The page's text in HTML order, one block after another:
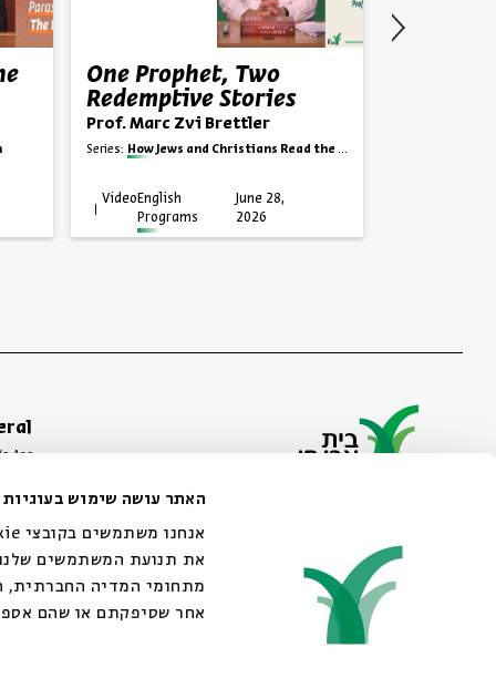
האתר עושה שימוש בעוגיות
את תנועת המשתמשים
מתחומי המדיה החברתית,
אחר שסיפקתם או שהם
One Prophet, Two
Redemptive Stories
Prof. Marc Zvi Brettler
Series: How Jews and Christians Read the Bible
English
Programs
Video
June 28,
2026
Are
Usage & Privacy
info@bac.org.il
02-6215300